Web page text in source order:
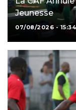
Jeunesse
07/08/2026 - 15:34